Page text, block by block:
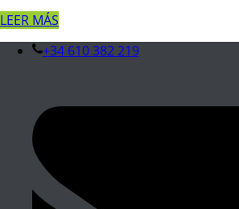
LEER MÁS
+34 610 382 219